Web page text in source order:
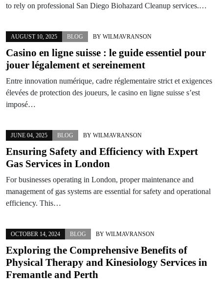
to rely on professional San Diego Biohazard Cleanup services.…
AUGUST 10, 2025 BLOG BY WILMAVRANSON
Casino en ligne suisse : le guide essentiel pour
jouer légalement et sereinement
Entre innovation numérique, cadre réglementaire strict et exigences
élevées de protection des joueurs, le casino en ligne suisse s’est
imposé…
JUNE 04, 2025 BLOG BY WILMAVRANSON
Ensuring Safety and Efficiency with Expert
Gas Services in London
For businesses operating in London, proper maintenance and
management of gas systems are essential for safety and operational
efficiency. This…
OCTOBER 14, 2024 BLOG BY WILMAVRANSON
Exploring the Comprehensive Benefits of
Physical Therapy and Kinesiology Services in
Fremantle and Perth